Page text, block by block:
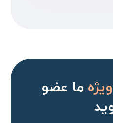
ما عضو